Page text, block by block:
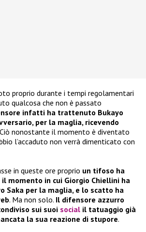
proprio durante i tempi regolamentari
qualcosa che non è passato
infatti ha trattenuto Bukayo
per la maglia, ricevendo
nonostante il momento è diventato
l’accaduto non verrà dimenticato con
in queste ore proprio un tifoso ha
momento in cui Giorgio Chiellini ha
Saka per la maglia, e lo scatto ha
. Ma non solo. Il difensore azzurro
sui suoi social il tatuaggio già
la sua reazione di stupore.